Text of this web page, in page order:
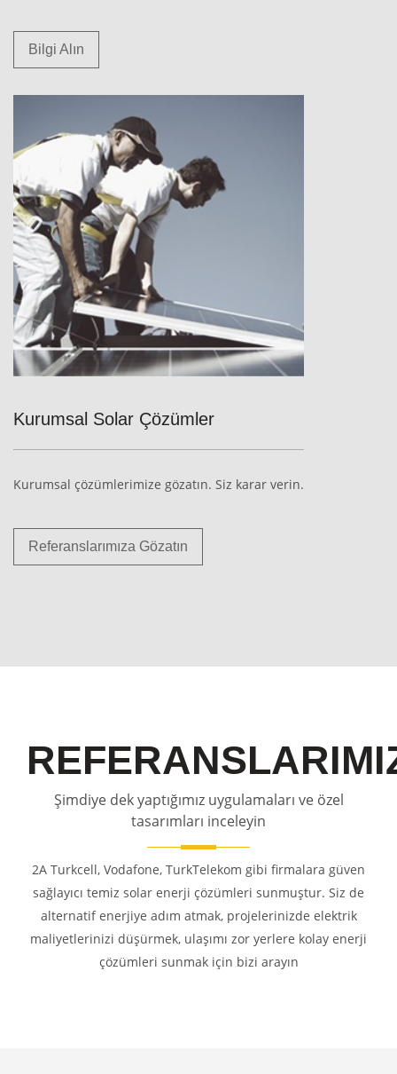
Bilgi Alın
Kurumsal Solar Çözümler
Kurumsal çözümlerimize gözatın. Siz karar verin.
Referanslarımıza Gözatın
Şimdiye dek yaptığımız uygulamaları ve özel
tasarımları inceleyin
2A Turkcell, Vodafone, TurkTelekom gibi firmalara güven
sağlayıcı temiz solar enerji çözümleri sunmuştur. Siz de
alternatif enerjiye adım atmak, projelerinizde elektrik
maliyetlerinizi düşürmek, ulaşımı zor yerlere kolay enerji
çözümleri sunmak için bizi arayın